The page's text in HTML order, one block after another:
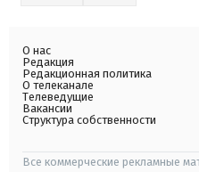
О нас
Редакция
Редакционная политика
О телеканале
Телеведущие
Вакансии
Структура собственности
Все коммерческие рекламные